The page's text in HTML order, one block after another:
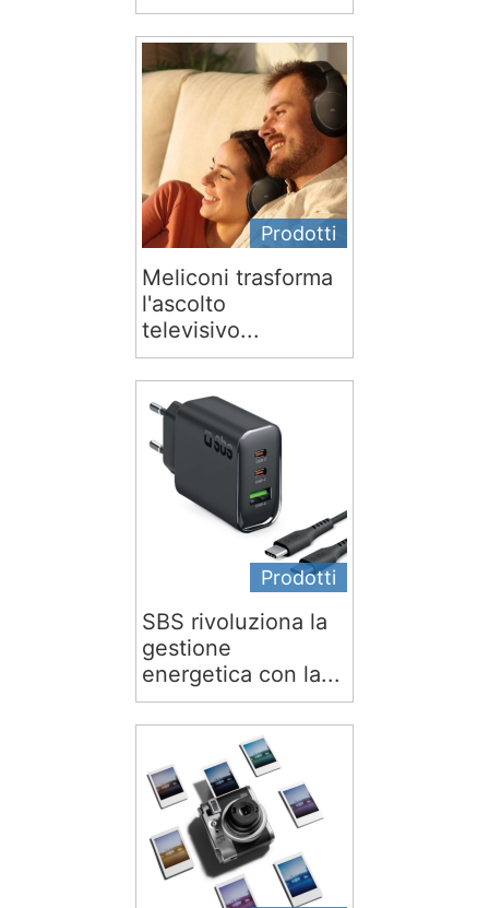
Prodotti
Meliconi trasforma
l'ascolto
televisivo...
Prodotti
SBS rivoluziona la
gestione
energetica con la...